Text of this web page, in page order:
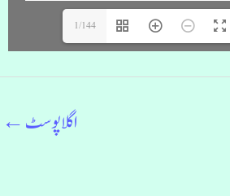
1/144
اگلا پوسٹ←